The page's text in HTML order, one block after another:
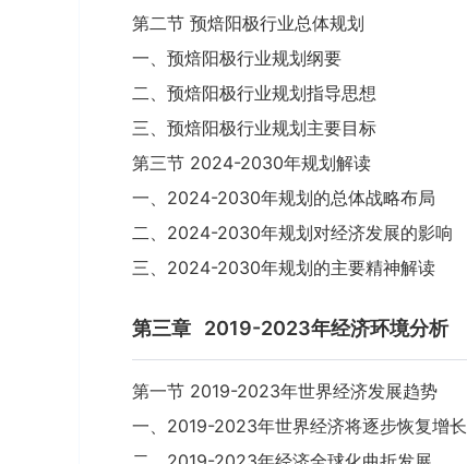
第二节 预焙阳极行业总体规划
一、预焙阳极行业规划纲要
二、预焙阳极行业规划指导思想
三、预焙阳极行业规划主要目标
第三节 2024-2030年规划解读
一、2024-2030年规划的总体战略布局
二、2024-2030年规划对经济发展的影响
三、2024-2030年规划的主要精神解读
第三章 2019-2023年经济环境分析
第一节 2019-2023年世界经济发展趋势
一、2019-2023年世界经济将逐步恢复增长